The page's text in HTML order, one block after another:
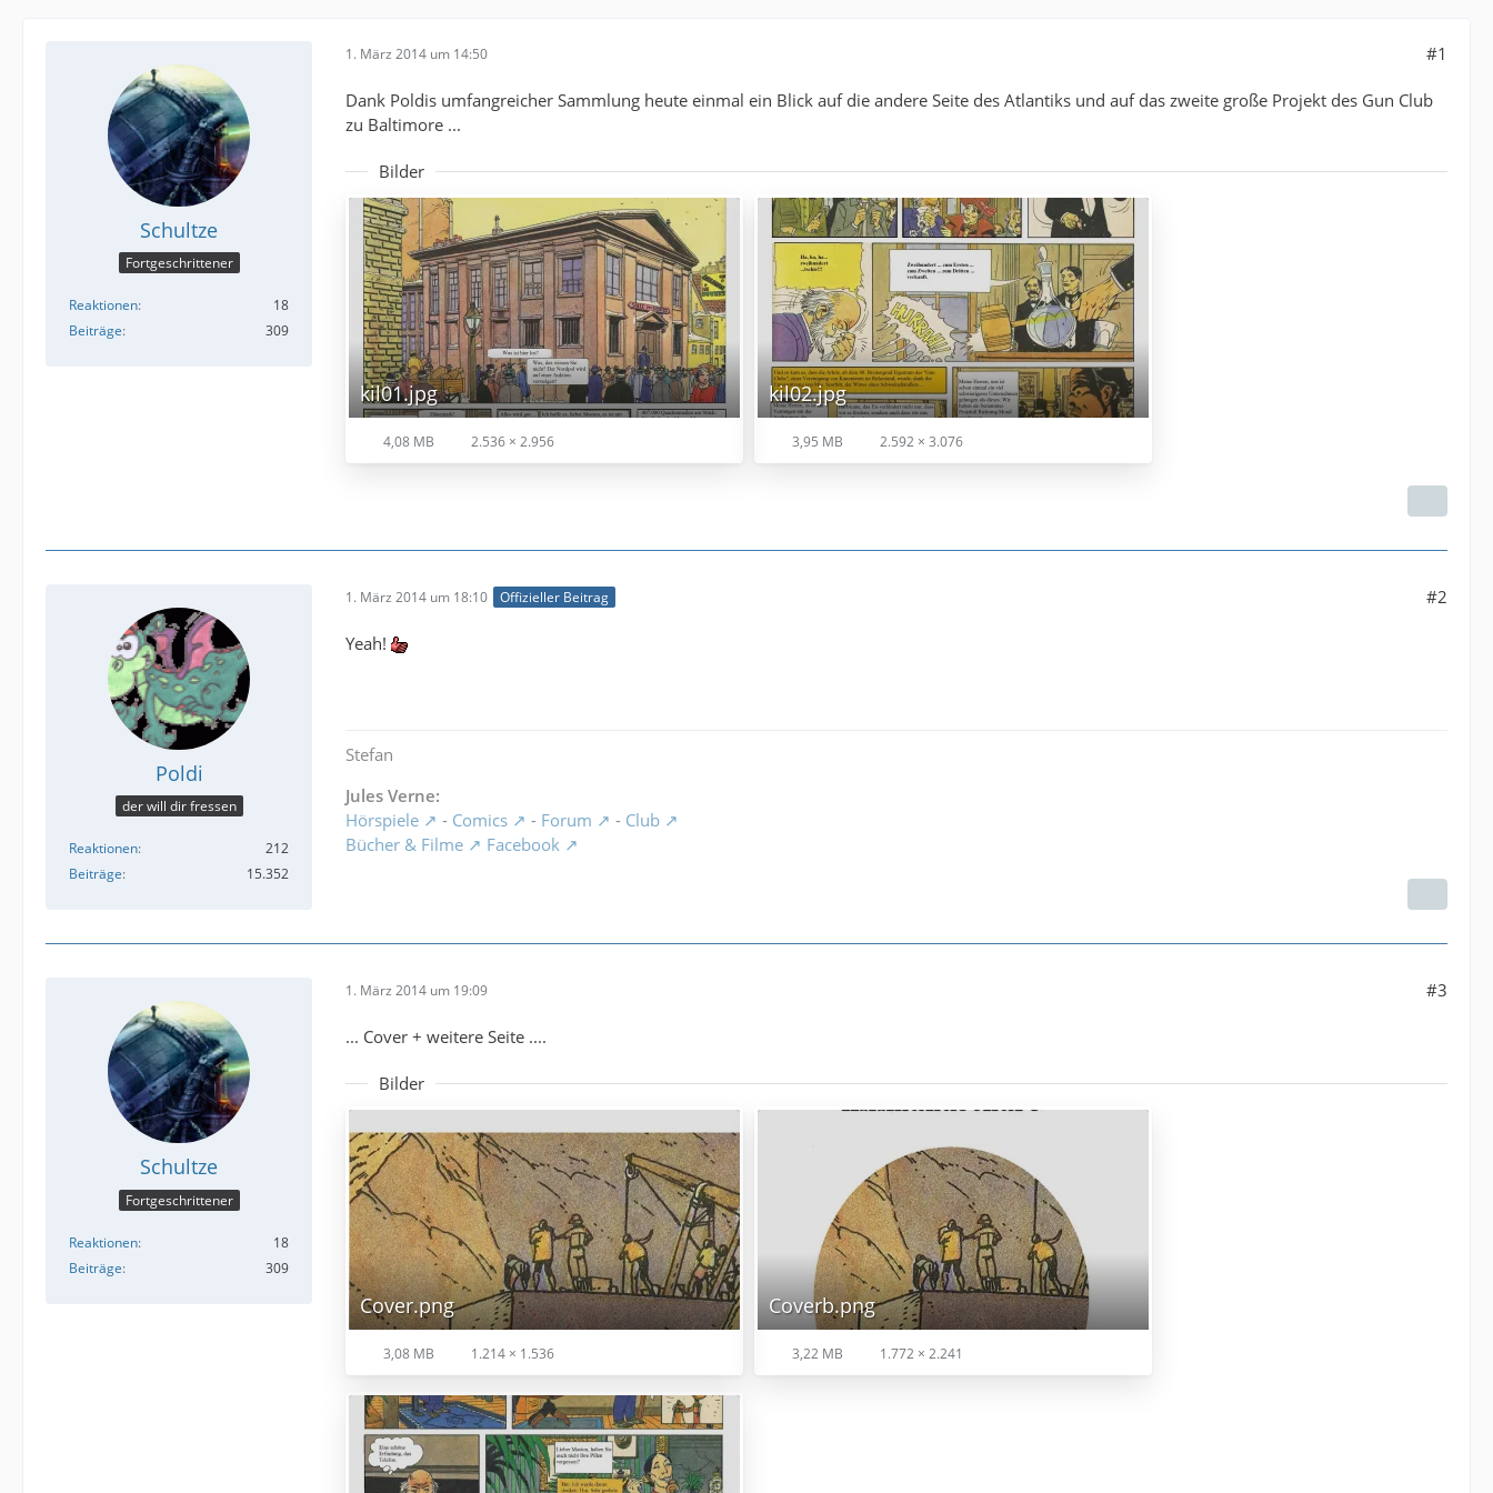
Schultze
Fortgeschrittener
Reaktionen
18
Beiträge
309
1. März 2014 um 14:50 #1
Dank Poldis umfangreicher Sammlung heute einmal ein Blick auf die andere Seite des Atlantiks und auf das zweite große Projekt des Gun Club
zu Baltimore ...
Bilder
kil01.jpg
4,08 MB 2.536 × 2.956
kil02.jpg
3,95 MB 2.592 × 3.076
Poldi
der will dir fressen
Reaktionen
212
Beiträge
15.352
1. März 2014 um 18:10 Offizieller Beitrag #2
Yeah!
Stefan
Jules Verne:
Hörspiele
- Comics - Forum - Club
Bücher & Filme
Facebook
Schultze
Fortgeschrittener
Reaktionen
18
Beiträge
309
1. März 2014 um 19:09 #3
... Cover + weitere Seite ....
Bilder
Cover.png
3,08 MB 1.214 × 1.536
Coverb.png
3,22 MB 1.772 × 2.241